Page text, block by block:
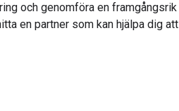
och genomföra en framgångsrik
en partner som kan hjälpa dig att